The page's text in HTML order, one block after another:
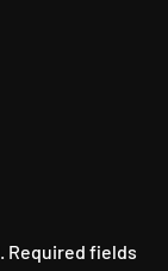
Required fields